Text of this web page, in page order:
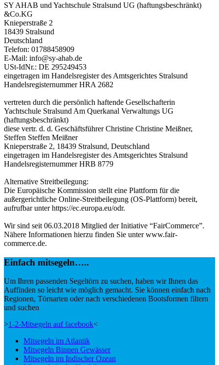
SY AHAB und Yachtschule Stralsund UG (haftungsbeschränkt)
&Co.KG
Knieperstraße 2
18439 Stralsund
Deutschland
Telefon: 01788458909
E-Mail: info@sy-ahab.de
USt-IdNr.: DE 295249453
eingetragen im Handelsregister des Amtsgerichtes Stralsund
Handelsregisternummer HRA 2682
vertreten durch die persönlich haftende Gesellschafterin
Yachtschule Stralsund Am Querkanal Verwaltungs UG
(haftungsbeschränkt)
diese vertr. d. d. Geschäftsführer Christine Christine Meißner,
Steffen Steffen Meißner
Knieperstraße 2, 18439 Stralsund, Deutschland
eingetragen im Handelsregister des Amtsgerichtes Stralsund
Handelsregisternummer HRB 8779
Alternative Streitbeilegung:
Die Europäische Kommission stellt eine Plattform für die
außergerichtliche Online-Streitbeilegung (OS-Plattform) bereit,
aufrufbar unter https://ec.europa.eu/odr.
Wir sind seit 06.03.2018 Mitglied der Initiative “FairCommerce”.
Nähere Informationen hierzu finden Sie unter www.fair-
commerce.de.
Einfach mitsegeln…..
Um Ihren passenden Segeltörn zu suchen, haben wir Ihnen das
Auffinden so leicht wie möglich gemacht. Sie können einfach nach
Regionen, Törnarten oder nach verschiedenen Bootsformen filtern
und suchen
>1-2-Mitsegeln auf facebook<
Mitsegeln im Atlantik
Mitsegeln Binnen Gewässer
Mitsegeln im Indischer Ozean